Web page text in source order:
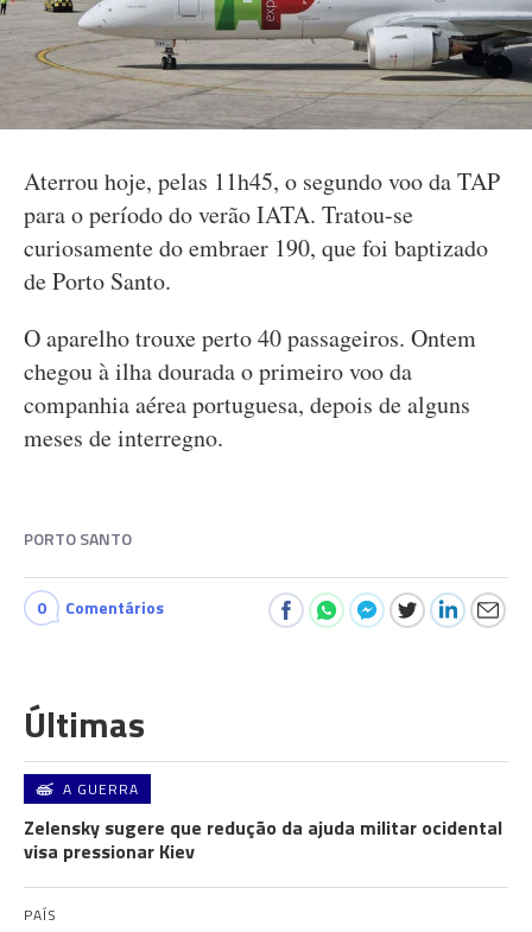
Aterrou hoje, pelas 11h45, o segundo voo da TAP
para o período do verão IATA. Tratou-se
curiosamente do embraer 190, que foi baptizado
de Porto Santo.
O aparelho trouxe perto 40 passageiros. Ontem
chegou à ilha dourada o primeiro voo da
companhia aérea portuguesa, depois de alguns
meses de interregno.
PORTO SANTO
0 Comentários
Últimas
A GUERRA
Zelensky sugere que redução da ajuda militar ocidental
visa pressionar Kiev
PAÍS